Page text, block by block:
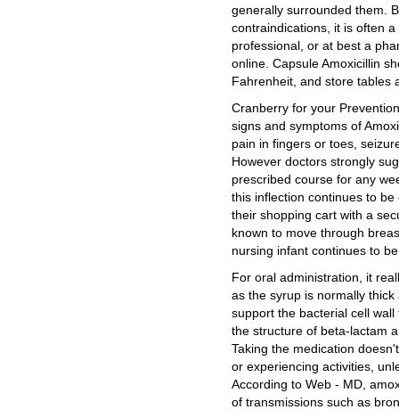
generally surrounded them.
contraindications, it is often
professional, or at best a
online. Capsule Amoxicillin
Fahrenheit, and store tables
Cranberry for your
signs and symptoms of
pain in fingers or toes,
However doctors strongly
prescribed course for any
this inflection continues to
their shopping cart with a
known to move through
nursing infant continues to
For oral administration, it
as the syrup is normally
support the bacterial cell
the structure of beta-lactam
Taking the medication
or experiencing activities,
According to Web - MD,
of transmissions such as